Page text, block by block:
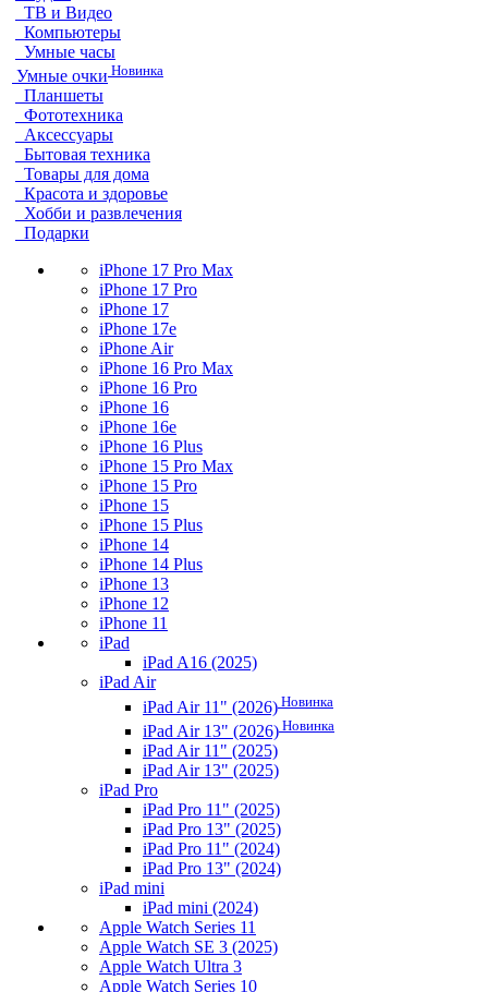
ТВ и Видео
Компьютеры
Умные часы
Умные очки Новинка
Планшеты
Фототехника
Аксессуары
Бытовая техника
Товары для дома
Красота и здоровье
Хобби и развлечения
Подарки
iPhone 17 Pro Max
iPhone 17 Pro
iPhone 17
iPhone 17e
iPhone Air
iPhone 16 Pro Max
iPhone 16 Pro
iPhone 16
iPhone 16e
iPhone 16 Plus
iPhone 15 Pro Max
iPhone 15 Pro
iPhone 15
iPhone 15 Plus
iPhone 14
iPhone 14 Plus
iPhone 13
iPhone 12
iPhone 11
iPad
iPad A16 (2025)
iPad Air
iPad Air 11" (2026) Новинка
iPad Air 13" (2026) Новинка
iPad Air 11" (2025)
iPad Air 13" (2025)
iPad Pro
iPad Pro 11" (2025)
iPad Pro 13" (2025)
iPad Pro 11" (2024)
iPad Pro 13" (2024)
iPad mini
iPad mini (2024)
Apple Watch Series 11
Apple Watch SE 3 (2025)
Apple Watch Ultra 3
Apple Watch Series 10